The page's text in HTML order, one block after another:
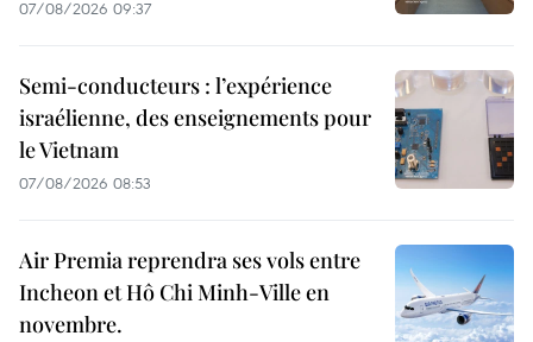
07/08/2026 09:37
Semi-conducteurs : l’expérience
israélienne, des enseignements pour
le Vietnam
07/08/2026 08:53
Air Premia reprendra ses vols entre
Incheon et Hô Chi Minh-Ville en
novembre.